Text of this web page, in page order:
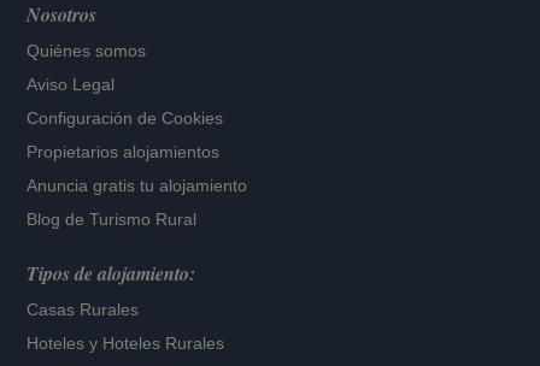
Nosotros
Quiénes somos
Aviso Legal
Configuración de Cookies
Propietarios alojamientos
Anuncia gratis tu alojamiento
Blog de Turismo Rural
Tipos de alojamiento:
Casas Rurales
Hoteles y Hoteles Rurales